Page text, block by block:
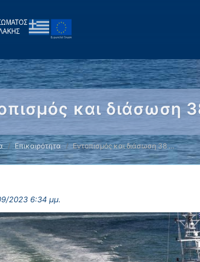
και διάσωση
Επικαιρότητα Εντοπισμός και διάσωση 38 …
2023 6:34 μμ.